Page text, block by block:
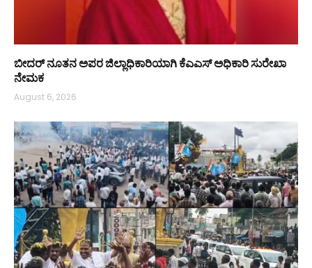
ಬೀದರ್ ನೂತನ ಅಪರ ಜಿಲ್ಲಾಧಿಕಾರಿಯಾಗಿ ಕೆಎಎಸ್ ಅಧಿಕಾರಿ ಸುರೇಖಾ
ನೇಮಕ
August 6, 2026